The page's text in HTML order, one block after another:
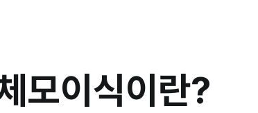
모이식이란?